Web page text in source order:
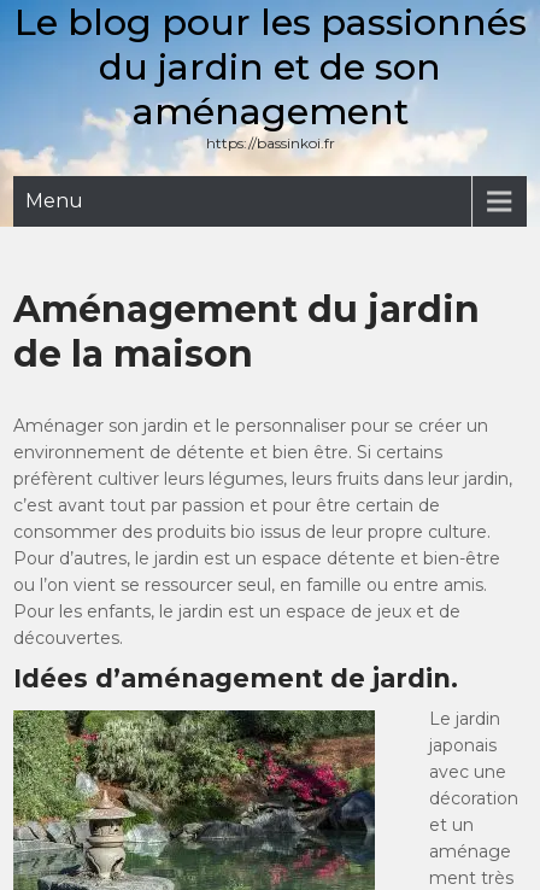
SkipLe blog pour les passionnés
du jardin et de son
aménagement
https://bassinkoi.fr
Menu
Aménagement du jardin
de la maison
Aménager son jardin et le personnaliser pour se créer un
environnement de détente et bien être. Si certains
préfèrent cultiver leurs légumes, leurs fruits dans leur jardin,
c’est avant tout par passion et pour être certain de
consommer des produits bio issus de leur propre culture.
Pour d’autres, le jardin est un espace détente et bien-être
ou l’on vient se ressourcer seul, en famille ou entre amis.
Pour les enfants, le jardin est un espace de jeux et de
découvertes.
Idées d’aménagement de jardin.
Le jardin
japonais
avec une
décoration
et un
aménage
ment très